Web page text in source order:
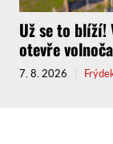
Už se to blíží!
otevře
7. 8. 2026